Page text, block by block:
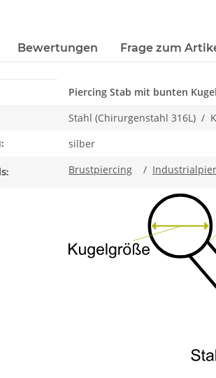
Bewertungen Frage zum
Piercing Stab mit bunten
Stahl (Chirurgenstahl 316L) /
silber
Brustpiercing /